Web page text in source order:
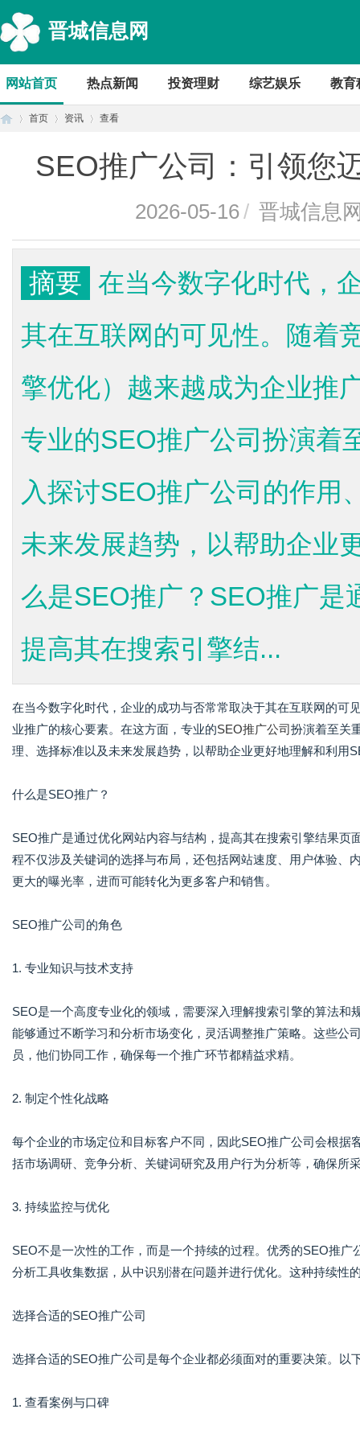
晋城信息网
网站首页 热点新闻 投资理财 综艺娱乐 教育
首页 资讯 查看
SEO推广公司：引领您
2026-05-16/ 晋城信息
摘要 在当今数字化时代，
其在互联网的可见性。随着
擎优化）越来越成为企业推
专业的SEO推广公司扮演着
入探讨SEO推广公司的作用
未来发展趋势，以帮助企业
么是SEO推广？SEO推广是
提高其在搜索引擎结...
在当今数字化时代，企业的成功与否常常取决于其在互联网的可
业推广的核心要素。在这方面，专业的SEO推广公司扮演着至关
理、选择标准以及未来发展趋势，以帮助企业更好地理解和利用
什么是SEO推广？
SEO推广是通过优化网站内容与结构，提高其在搜索引擎结果
程不仅涉及关键词的选择与布局，还包括网站速度、用户体验、
更大的曝光率，进而可能转化为更多客户和销售。
SEO推广公司的角色
1. 专业知识与技术支持
SEO是一个高度专业化的领域，需要深入理解搜索引擎的算法
能够通过不断学习和分析市场变化，灵活调整推广策略。这些公
员，他们协同工作，确保每一个推广环节都精益求精。
2. 制定个性化战略
每个企业的市场定位和目标客户不同，因此SEO推广公司会根
括市场调研、竞争分析、关键词研究及用户行为分析等，确保所
3. 持续监控与优化
SEO不是一次性的工作，而是一个持续的过程。优秀的SEO推
分析工具收集数据，从中识别潜在问题并进行优化。这种持续性
选择合适的SEO推广公司
选择合适的SEO推广公司是每个企业都必须面对的重要决策。以
1. 查看案例与口碑